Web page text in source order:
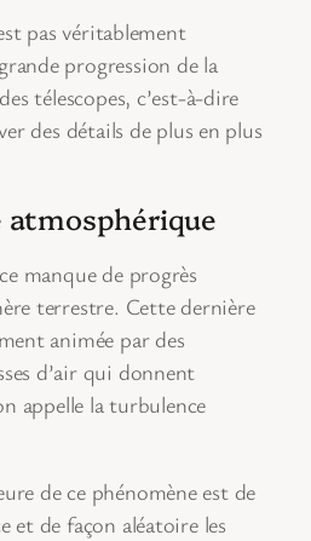
pas véritablement
progression de la
télescopes, c’est-à-dire
des détails de plus en plus
manque de progrès
terrestre. Cette dernière
animée par des
d’air qui donnent
appelle la turbulence
de ce phénomène est de
et de façon aléatoire les